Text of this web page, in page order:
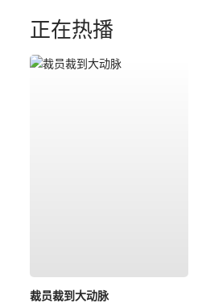
正在热播
裁员裁到大动脉